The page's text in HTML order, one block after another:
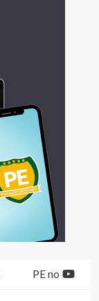
PE no